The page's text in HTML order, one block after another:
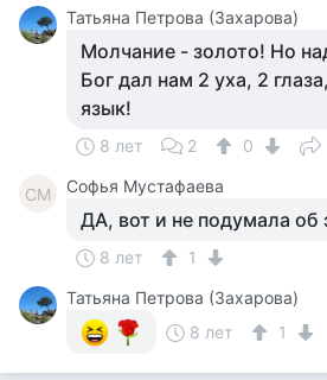
Татьяна Петрова (Захарова)
Молчание - золото! Но
Бог дал нам 2 уха, 2
язык!
8 лет 2 0
СМ Софья Мустафаева
ДА, вот и не подумала об
8 лет
1
Татьяна Петрова (Захарова)
8 лет
1